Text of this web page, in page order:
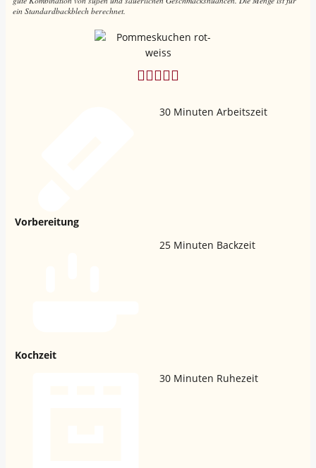
ein Standardbackblech berechnet.
Vorbereitung
30 Minuten Arbeitszeit
Kochzeit
25 Minuten Backzeit
30 Minuten Ruhezeit